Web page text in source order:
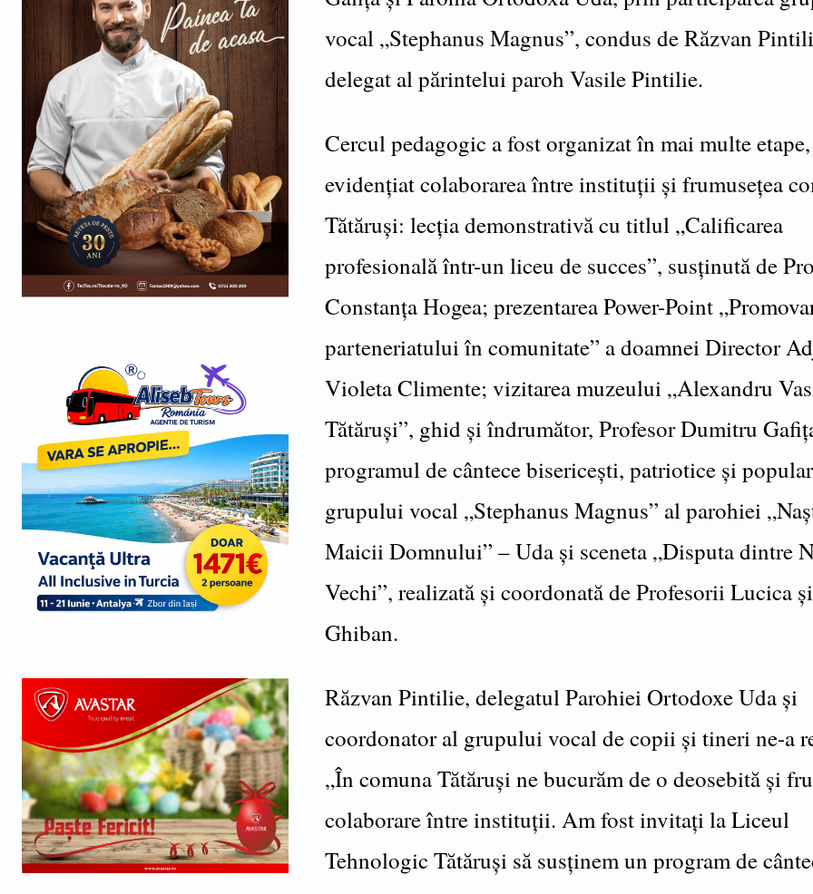
vocal „Stephanus Magnus”, condus de Răzvan
delegat al părintelui paroh Vasile Pintilie.
Cercul pedagogic a fost organizat în mai multe
evidențiat colaborarea între instituții și frumusețea
Tătăruși: lecția demonstrativă cu titlul „Calificarea
profesională într-un liceu de succes”, susținută de
Constanța Hogea; prezentarea Power-Point
parteneriatului în comunitate” a doamnei Director
Violeta Climente; vizitarea muzeului „Alexandru
Tătăruși”, ghid și îndrumător, Profesor Dumitru
programul de cântece bisericești, patriotice și
grupului vocal „Stephanus Magnus” al parohiei
Maicii Domnului” – Uda și sceneta „Disputa dintre
Vechi”, realizată și coordonată de Profesorii Lucica
Ghiban.
Răzvan Pintilie, delegatul Parohiei Ortodoxe Uda și
coordonator al grupului vocal de copii și tineri ne-a
„În comuna Tătăruși ne bucurăm de o deosebită și
colaborare între instituții. Am fost invitați la Liceul
Tehnologic Tătăruși să susținem un program de